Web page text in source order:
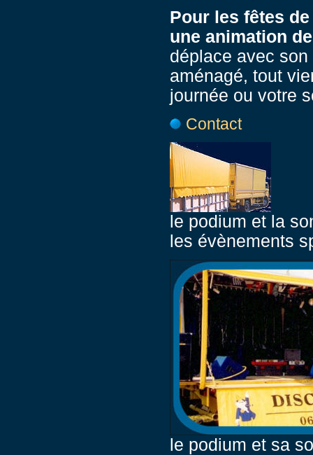
Pour les fêtes
une animation
déplace avec
aménagé, tout
journée ou votre
Contact
le podium et la
les évènements
le podium et sa